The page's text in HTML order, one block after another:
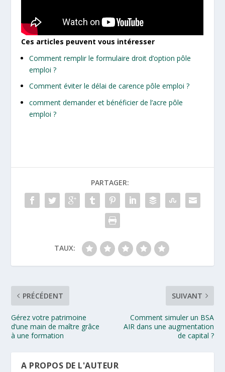
Ces articles peuvent vous intéresser
Comment remplir le formulaire droit d’option pôle
emploi ?
Comment éviter le délai de carence pôle emploi ?
comment demander et bénéficier de l’acre pôle
emploi ?
PARTAGER:
TAUX:
PRÉCÉDENT
Gérez votre patrimoine
d’une main de maître grâce
à une formation
SUIVANT
Comment simuler un BSA
AIR dans une augmentation
de capital ?
A PROPOS DE L'AUTEUR